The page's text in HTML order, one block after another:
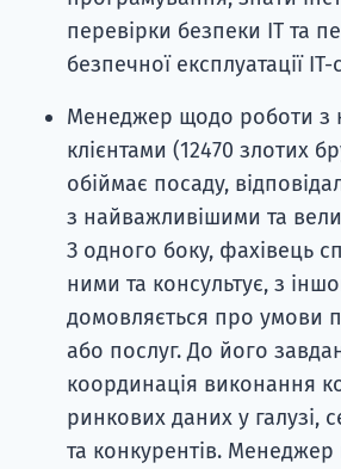
перевірки безпеки ІТ та
безпечної експлуатації
Менеджер щодо роботи з
клієнтами (12470 злотих
обіймає посаду,
з найважливішими та
З одного боку, фахівець
ними та консультує, з
домовляється про умови
або послуг. До його
координація виконання
ринкових даних у галузі,
та конкурентів.